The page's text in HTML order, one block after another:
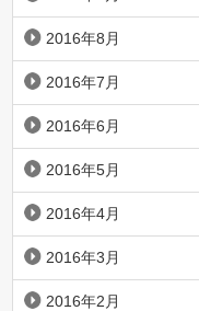
2016年8月
2016年7月
2016年6月
2016年5月
2016年4月
2016年3月
2016年2月